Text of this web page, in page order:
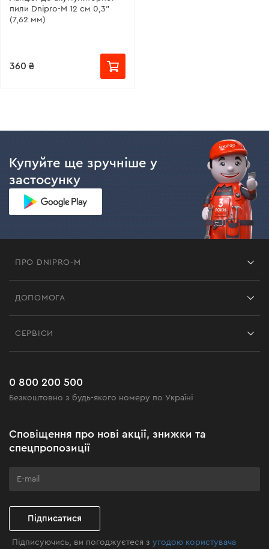
пили Dnipro-M 12 см 0,3"
(7,62 мм)
360 ₴
Купуйте ще зручніше у
застосунку
ПРО DNIPRO-M
Чорна п'ятниця
Клуб майстерності
ДОПОМОГА
Поширені запитання
СЕРВІСИ
0 800 200 500
Безкоштовно з будь-якого номеру по Україні
Сповіщення про нові акції, знижки та
спецпропозиції
Підписатися
Підписуючись, ви погоджуєтеся зугодою користувача